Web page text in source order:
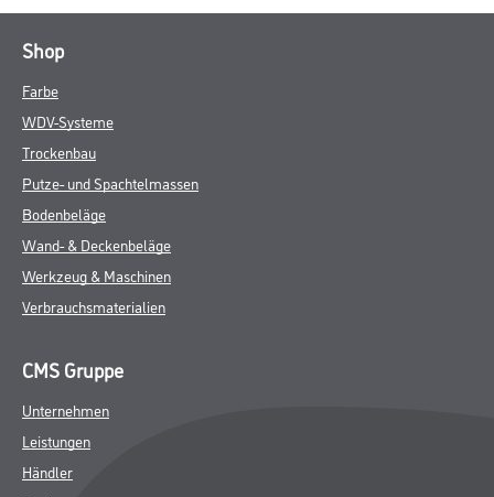
Shop
Farbe
WDV-Systeme
Trockenbau
Putze- und Spachtelmassen
Bodenbeläge
Wand- & Deckenbeläge
Werkzeug & Maschinen
Verbrauchsmaterialien
CMS Gruppe
Unternehmen
Leistungen
Händler